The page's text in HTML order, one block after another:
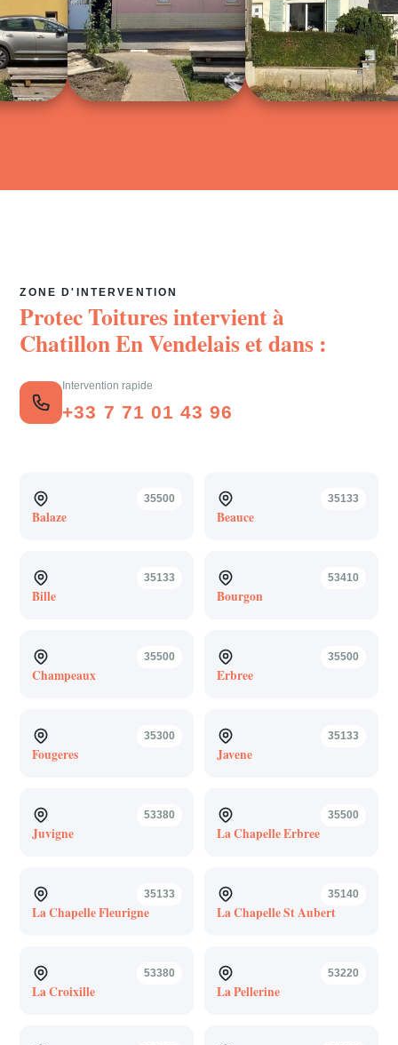
ZONE D'INTERVENTION
Protec Toitures intervient à
Chatillon En Vendelaiset dans :
Intervention rapide
+33 7 71 01 43 96
35500
Balaze
35133
Beauce
35133
Bille
53410
Bourgon
35500
Champeaux
35500
Erbree
35300
Fougeres
35133
Javene
53380
Juvigne
35500
La Chapelle Erbree
35133
La Chapelle Fleurigne
35140
La Chapelle St Aubert
53380
La Croixille
53220
La Pellerine